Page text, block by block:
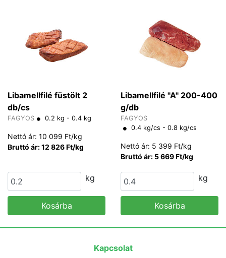
Libamellfilé füstölt 2
db/cs
FAGYOS 0.2 kg - 0.4 kg
Nettó ár: 10 099 Ft/kg
Bruttó ár: 12 826 Ft/kg
kg
Kosárba
Libamellfilé "A" 200-400
g/db
FAGYOS
0.4 kg/cs - 0.8 kg/cs
Nettó ár: 5 399 Ft/kg
Bruttó ár: 5 669 Ft/kg
kg
Kosárba
Kapcsolat